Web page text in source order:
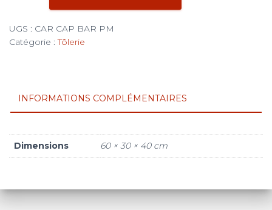
capot
moteur
UGS : CAR CAP BAR PM
Catégorie :Tôlerie
INFORMATIONS COMPLÉMENTAIRES
Dimensions 60 × 30 × 40 cm